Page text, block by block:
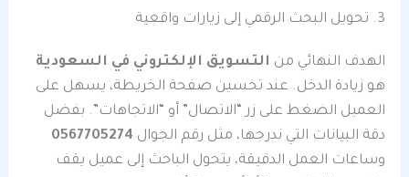
3. تحويل البحث الرقمي إلى زيارات واقعية
الهدف النهائي من التسويق الإلكتروني في السعودية
هو زيادة الدخل. عند تحسين صفحة الخريطة، يسهل على
العميل الضغط على زر “الاتصال” أو “الاتجاهات”. بفضل
دقة البيانات التي ندرجها، مثل رقم الجوال 0567705274
وساعات العمل الدقيقة، يتحول الباحث إلى عميل يقف